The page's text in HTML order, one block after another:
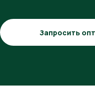
Запросить